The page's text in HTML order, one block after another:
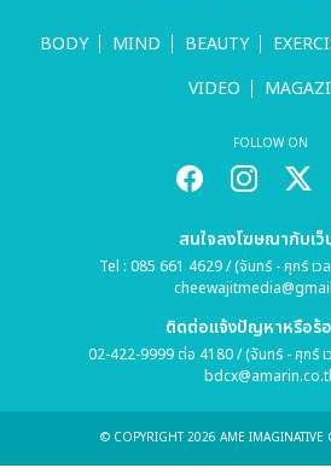
BODY MIND BEAUTY
VIDEO
FOLLOW ON
สนใจลงโฆษณากับเว็
Tel : 085 661 4629 / (จันทร์ - ศุกร์ เว
ติดต่อแจ้งปัญหาหรือร้อ
02-422-9999 ต่อ 4180 / (จันทร์ - ศุกร์ เ
© COPYRIGHT 2026 AME IMAGINATIVE